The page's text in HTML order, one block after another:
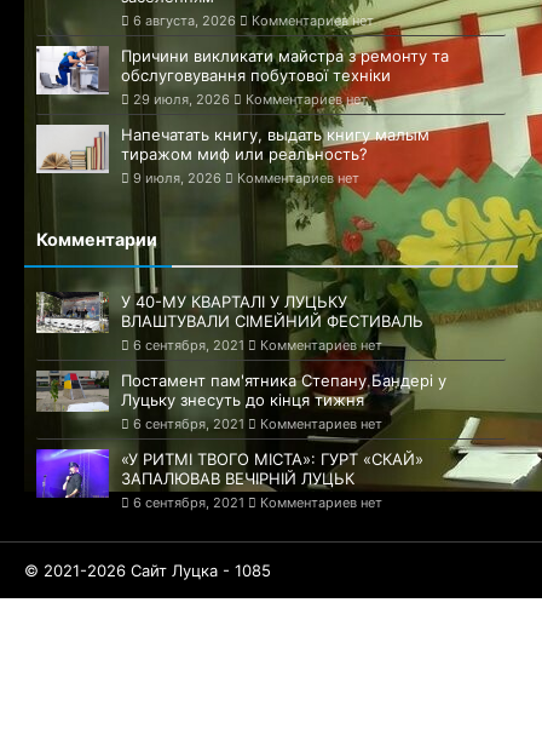
6 августа, 2026 Комментариев нет
Причини викликати майстра з ремонту та
обслуговування побутової техніки
29 июля, 2026 Комментариев нет
Напечатать книгу, выдать книгу малым
тиражом миф или реальность?
9 июля, 2026 Комментариев нет
Комментарии
У 40-МУ КВАРТАЛІ У ЛУЦЬКУ
ВЛАШТУВАЛИ СІМЕЙНИЙ ФЕСТИВАЛЬ
6 сентября, 2021 Комментариев нет
Постамент пам'ятника Степану Бандері у
Луцьку знесуть до кінця тижня
6 сентября, 2021 Комментариев нет
«У РИТМІ ТВОГО МІСТА»: ГУРТ «СКАЙ»
ЗАПАЛЮВАВ ВЕЧІРНІЙ ЛУЦЬК
6 сентября, 2021 Комментариев нет
© 2021-2026 Сайт Луцка - 1085